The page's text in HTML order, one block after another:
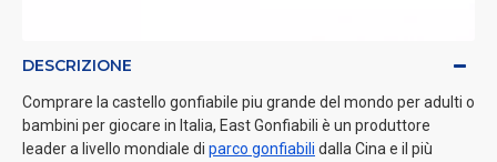
DESCRIZIONE
Comprare la castello gonfiabile piu grande del mondo per adulti o
bambini per giocare in Italia, East Gonfiabili è un produttore
leader a livello mondiale di parco gonfiabili dalla Cina e il più